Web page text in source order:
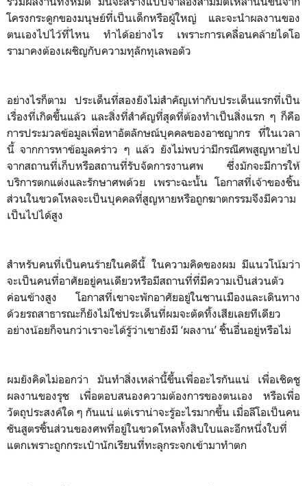
โครงกระดูกของมนุษย์ที่เป็นเด็กหรือผู้ใหญ่ และจะนำผลงานของ
ตนเองไปไว้ที่ไหน ทำได้อย่างไร เพราะการเคลื่อนคล้ายไดโอ
รามาคงต้องเผชิญกับความทุลักทุเลพอตัว
อย่างไรก็ตาม ประเด็นที่สองยังไม่สำคัญเท่ากับประเด็นแรกที่เป็น
เรื่องที่เกิดขึ้นแล้ว และสิ่งที่สำคัญที่สุดที่ต้องทำเป็นสิ่งแรก ๆ ก็คือ
การประมวลข้อมูลเพื่อหาอัตลักษณ์บุคคลของอาชญากร ที่ในเวลา
นี้ จากการหาข้อมูลคร่าว ๆ แล้ว ยังไม่พบว่ามีกรณีศพสูญหายไป
จากสถานที่เก็บหรือสถานที่รับจัดการงานศพ ซึ่งมักจะมีการให้
บริการตกแต่งและรักษาศพด้วย เพราะฉะนั้น โอกาสที่เจ้าของชิ้น
ส่วนในขวดโหลจะเป็นบุคคลที่สูญหายหรือถูกฆาตกรรมจึงมีความ
เป็นไปได้สูง
สำหรับคนที่เป็นคนร้ายในคดีนี้ ในความคิดของผม มีแนวโน้มว่า
จะเป็นคนที่อาศัยอยู่คนเดียวหรือมีสถานที่ที่มีความเป็นส่วนตัว
ค่อนข้างสูง โอกาสที่เขาจะพักอาศัยอยู่ในชานเมืองและเดินทาง
ด้วยรถสาธารณะก็ยังไม่ใช่ประเด็นที่ผมจะตัดทิ้งเสียเลยทีเดียว
อย่างน้อยก็จนกว่าเราจะได้รู้ว่าเขายังมี ‘ผลงาน’ ชิ้นอื่นอยู่หรือไม่
ผมยังคิดไม่ออกว่า มันทำสิ่งเหล่านี้ขึ้นเพื่ออะไรกันแน่ เพื่อเชิดชู
ผลงานของรุช เพื่อตอบสนองความต้องการของตนเอง หรือเพื่อ
วัตถุประสงค์ใด ๆ กันแน่ แต่เราน่าจะรู้อะไรมากขึ้น เมื่อลีโอเป็นคน
ชันสูตรชิ้นส่วนของศพที่อยู่ในขวดโหลทั้งสิบใบและอีกหนึ่งใบที่
แตกเพราะถูกกระเป๋านักเรียนที่ทะลุกระจกเข้ามาทำตก